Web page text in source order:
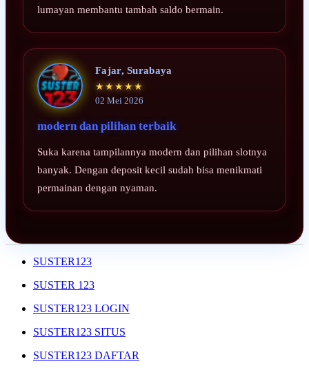
lumayan membantu tambah saldo bermain.
Fajar, Surabaya
★★★★★
02 Mei 2026
modern dan pilihan terbaik
Suka karena tampilannya modern dan pilihan slotnya
banyak. Dengan deposit kecil sudah bisa menikmati
permainan dengan nyaman.
SUSTER123
SUSTER 123
SUSTER123 LOGIN
SUSTER123 SITUS
SUSTER123 DAFTAR